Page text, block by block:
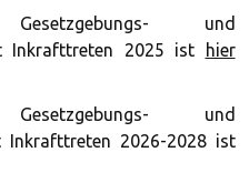
und
Inkrafttreten 2025 ist
hier
und
Inkrafttreten 2026-2028 ist